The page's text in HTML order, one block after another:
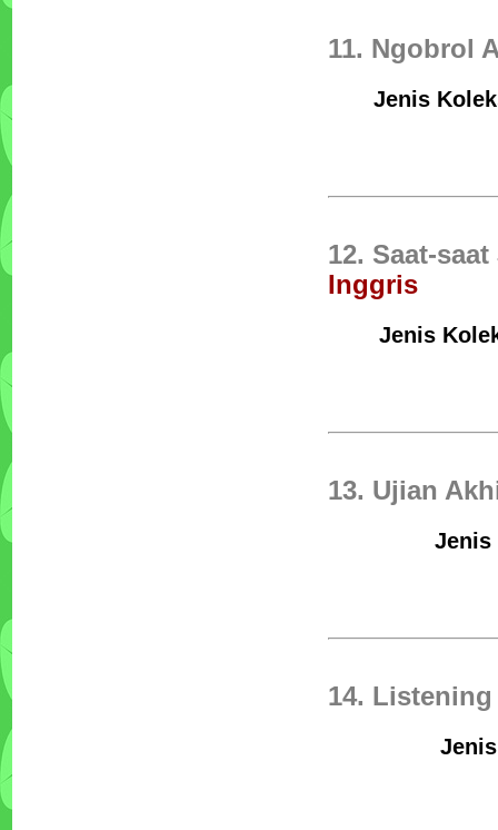
11. Ngobrol
Jenis
12. Saat-
Inggris
Jenis
13. Ujian
Jenis
14.